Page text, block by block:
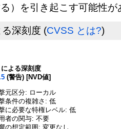
）を引き起こす可能性が
深刻度 (CVSS とは?)
よる深刻度
(警告) [NVD値]
元区分: ローカル
条件の複雑さ: 低
に必要な特権レベル: 低
者の関与: 不要
の想定範囲: 変更なし